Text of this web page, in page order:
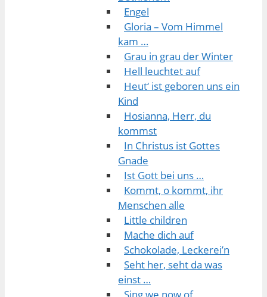
Engel
Gloria – Vom Himmel
kam …
Grau in grau der Winter
Hell leuchtet auf
Heut‘ ist geboren uns ein
Kind
Hosianna, Herr, du
kommst
In Christus ist Gottes
Gnade
Ist Gott bei uns …
Kommt, o kommt, ihr
Menschen alle
Little children
Mache dich auf
Schokolade, Leckerei’n
Seht her, seht da was
einst …
Sing we now of